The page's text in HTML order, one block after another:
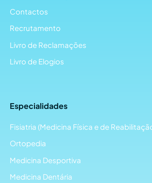
Contactos
Recrutamento
Livro de Reclamações
Livro de Elogios
Especialidades
Fisiatria (Medicina Física e de
Ortopedia
Medicina Desportiva
Medicina Dentária